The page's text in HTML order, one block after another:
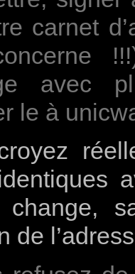
carnet
avec
le à
de